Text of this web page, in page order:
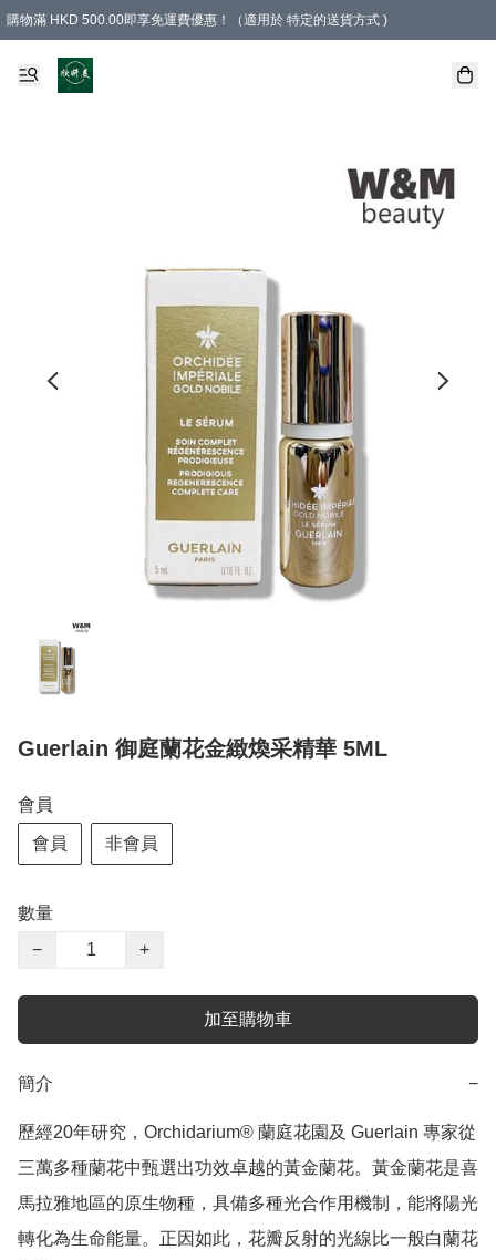
購物滿 HKD 500.00即享免運費優惠！（適用於 特定的送貨方式 )
Guerlain 御庭蘭花金緻煥采精華 5ML
會員
會員 非會員
數量
−
+
加至購物車
簡介 −
歷經20年研究，Orchidarium® 蘭庭花園及 Guerlain 專家從
三萬多種蘭花中甄選出功效卓越的黃金蘭花。黃金蘭花是喜
馬拉雅地區的原生物種，具備多種光合作用機制，能將陽光
轉化為生命能量。正因如此，花瓣反射的光線比一般白蘭花